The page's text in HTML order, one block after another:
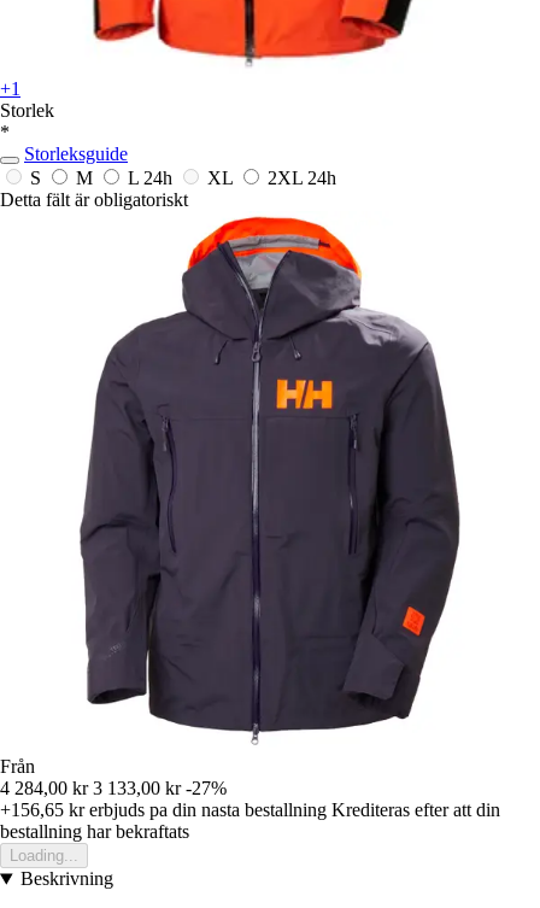
+1
Storlek
*
Storleksguide
S
M L 24h XL 2XL 24h
Detta fält är obligatoriskt
Från
4 284,00 kr 3 133,00 kr -27%
+156,65 krerbjuds pa din nasta bestallning Krediteras efter att din
bestallning har bekraftats
Loading...
Beskrivning